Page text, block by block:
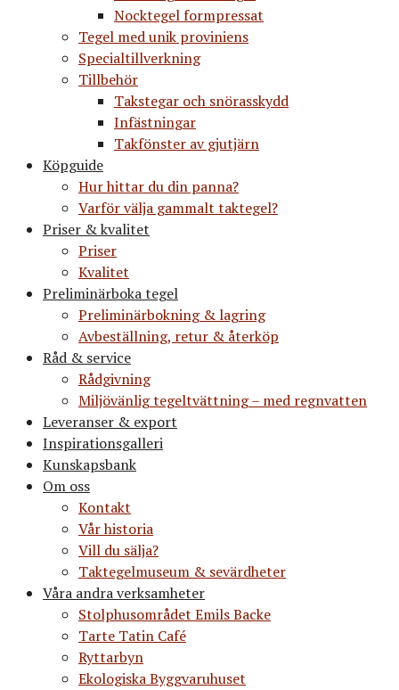
Nocktegel formpressat
Tegel med unik proviniens
Specialtillverkning
Tillbehör
Takstegar och snörasskydd
Infästningar
Takfönster av gjutjärn
Köpguide
Hur hittar du din panna?
Varför välja gammalt taktegel?
Priser & kvalitet
Priser
Kvalitet
Preliminärboka tegel
Preliminärbokning & lagring
Avbeställning, retur & återköp
Råd & service
Rådgivning
Miljövänlig tegeltvättning – med regnvatten
Leveranser & export
Inspirationsgalleri
Kunskapsbank
Om oss
Kontakt
Vår historia
Vill du sälja?
Taktegelmuseum & sevärdheter
Våra andra verksamheter
Stolphusområdet Emils Backe
Tarte Tatin Café
Ryttarbyn
Ekologiska Byggvaruhuset